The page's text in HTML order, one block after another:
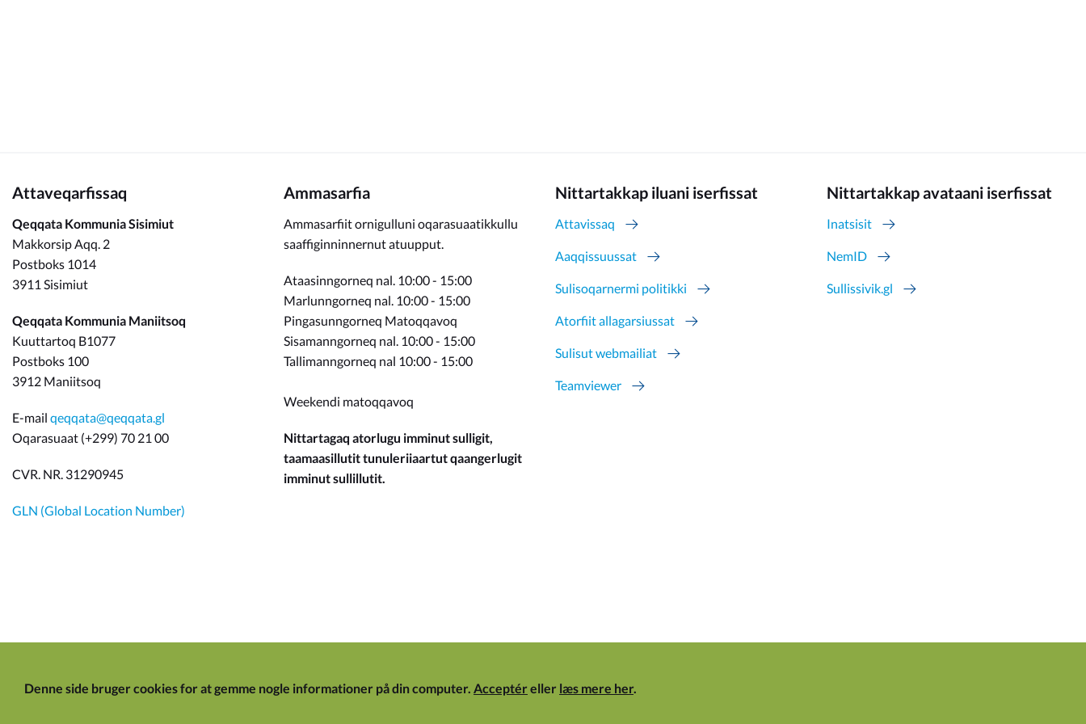
Attaveqarfissaq
Qeqqata Kommunia Sisimiut
Makkorsip Aqq. 2
Postboks 1014
3911 Sisimiut
Qeqqata Kommunia Maniitsoq
Kuuttartoq B1077
Postboks 100
3912 Maniitsoq
E-mail qeqqata@qeqqata.gl
Oqarasuaat (+299) 70 21 00
CVR. NR. 31290945
GLN (Global Location Number)
Ammasarfia
Ammasarfiit ornigulluni oqarasuaatikkullu
saaffiginninnernut atuupput.
Ataasinngorneq nal. 10:00 - 15:00
Marlunngorneq nal. 10:00 - 15:00
Pingasunngorneq Matoqqavoq
Sisamanngorneq nal. 10:00 - 15:00
Tallimanngorneq nal 10:00 - 15:00
Weekendi matoqqavoq
Nittartagaq atorlugu imminut sulligit,
taamaasillutit tunuleriiaartut qaangerlugit
imminut sullillutit.
Nittartakkap iluani iserfissat
Attavissaq
Aaqqissuussat
Sulisoqarnermi politikki
Atorfiit allagarsiussat
Sulisut webmailiat
Teamviewer
Nittartakkap avataani iserfissat
Inatsisit
NemID
Sullissivik.gl
Denne side bruger cookies for at gemme nogle informationer på din computer. Acceptéreller læs mere her.